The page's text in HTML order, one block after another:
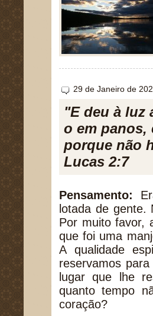
29 de Janeiro de
"E deu à luz
o em panos,
porque não
Lucas 2:7
Pensamento:
lotada de gente.
Por muito favor,
que foi uma
A qualidade
reservamos
lugar que lhe
quanto tempo
coração?